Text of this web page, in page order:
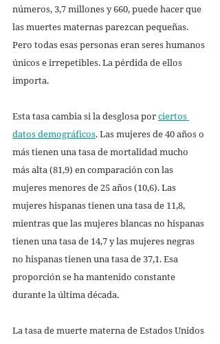
números, 3,7 millones y 660, puede hacer que
las muertes maternas parezcan pequeñas.
Pero todas esas personas eran seres humanos
únicos e irrepetibles. La pérdida de ellos
importa.
Esta tasa cambia si la desglosa por ciertos
datos demográficos. Las mujeres de 40 años o
más tienen una tasa de mortalidad mucho
más alta (81,9) en comparación con las
mujeres menores de 25 años (10,6). Las
mujeres hispanas tienen una tasa de 11,8,
mientras que las mujeres blancas no hispanas
tienen una tasa de 14,7 y las mujeres negras
no hispanas tienen una tasa de 37,1. Esa
proporción se ha mantenido constante
durante la última década.
La tasa de muerte materna de Estados Unidos